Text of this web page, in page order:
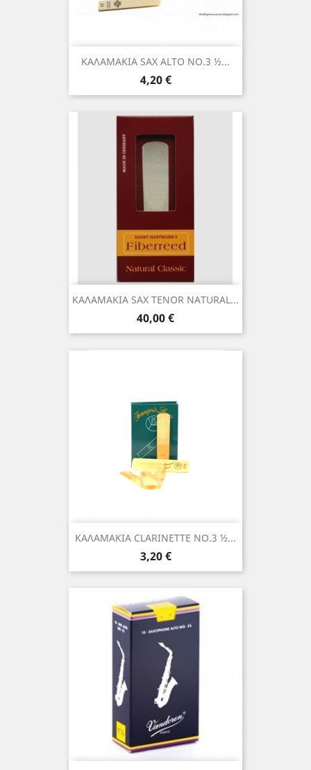
ΚΑΛΑΜΑΚΙΑ SAX ALTO NO.3 ½...
Τιμή
4,20 €
ΚΑΛΑΜΑΚΙΑ SAX TENOR NATURAL...
Τιμή
40,00 €
ΚΑΛΑΜΑΚΙΑ CLARINETTE NO.3 ½...
Τιμή
3,20 €